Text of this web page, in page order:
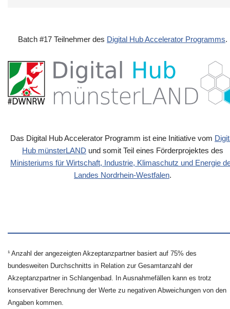
Batch #17 Teilnehmer des Digital Hub Accelerator Programms.
Das Digital Hub Accelerator Programm ist eine Initiative vom
Hub münsterLAND und somit Teil eines Förderprojektes des
Ministeriums für Wirtschaft, Industrie, Klimaschutz und Energie
Landes Nordrhein-Westfalen.
¹ Anzahl der angezeigten Akzeptanzpartner basiert auf 75% des
bundesweiten Durchschnitts in Relation zur Gesamtanzahl der
Akzeptanzpartner in Schlangenbad. In Ausnahmefällen kann es trotz
konservativer Berechnung der Werte zu negativen Abweichungen von den
Angaben kommen.